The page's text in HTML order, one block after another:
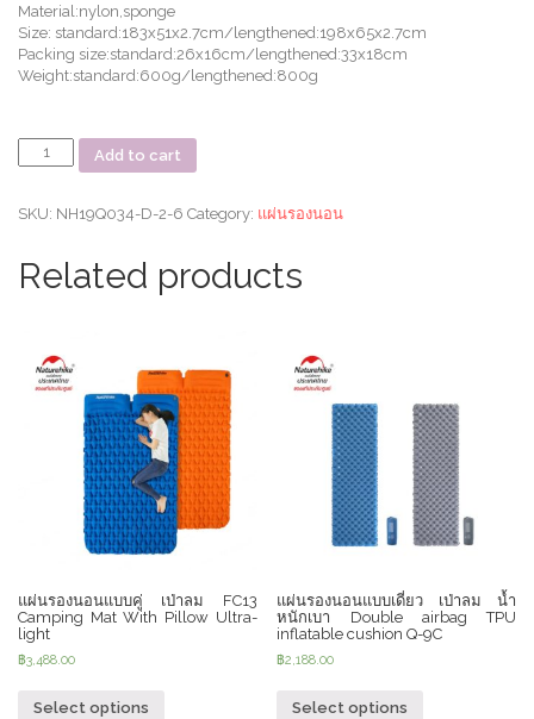
Material:nylon,sponge
Size: standard:183x51x2.7cm/lengthened:198x65x2.7cm
Packing size:standard:26x16cm/lengthened:33x18cm
Weight:standard:600g/lengthened:800g
แผ่น
รอง
C034
Sponge
quantity
Add to cart
SKU: NH19Q034-D-2-6 Category: แผ่นรองนอน
Related products
แผ่นรองนอนแบบคู่ เป่าลม FC13
Camping Mat With Pillow Ultra-
light
฿3,488.00
Select options
แผ่นรองนอนแบบเดี่ยว เป่าลม น้ำ
หนักเบา Double airbag TPU
inflatable cushion Q-9C
฿2,188.00
Select options